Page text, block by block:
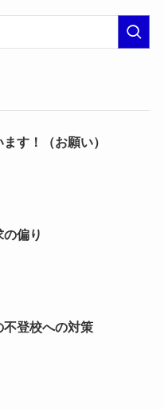
す！（お願い）
偏り
不登校への対策